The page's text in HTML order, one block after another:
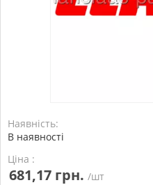
Наявність:
В наявності
Ціна :
681,17 грн. /шт